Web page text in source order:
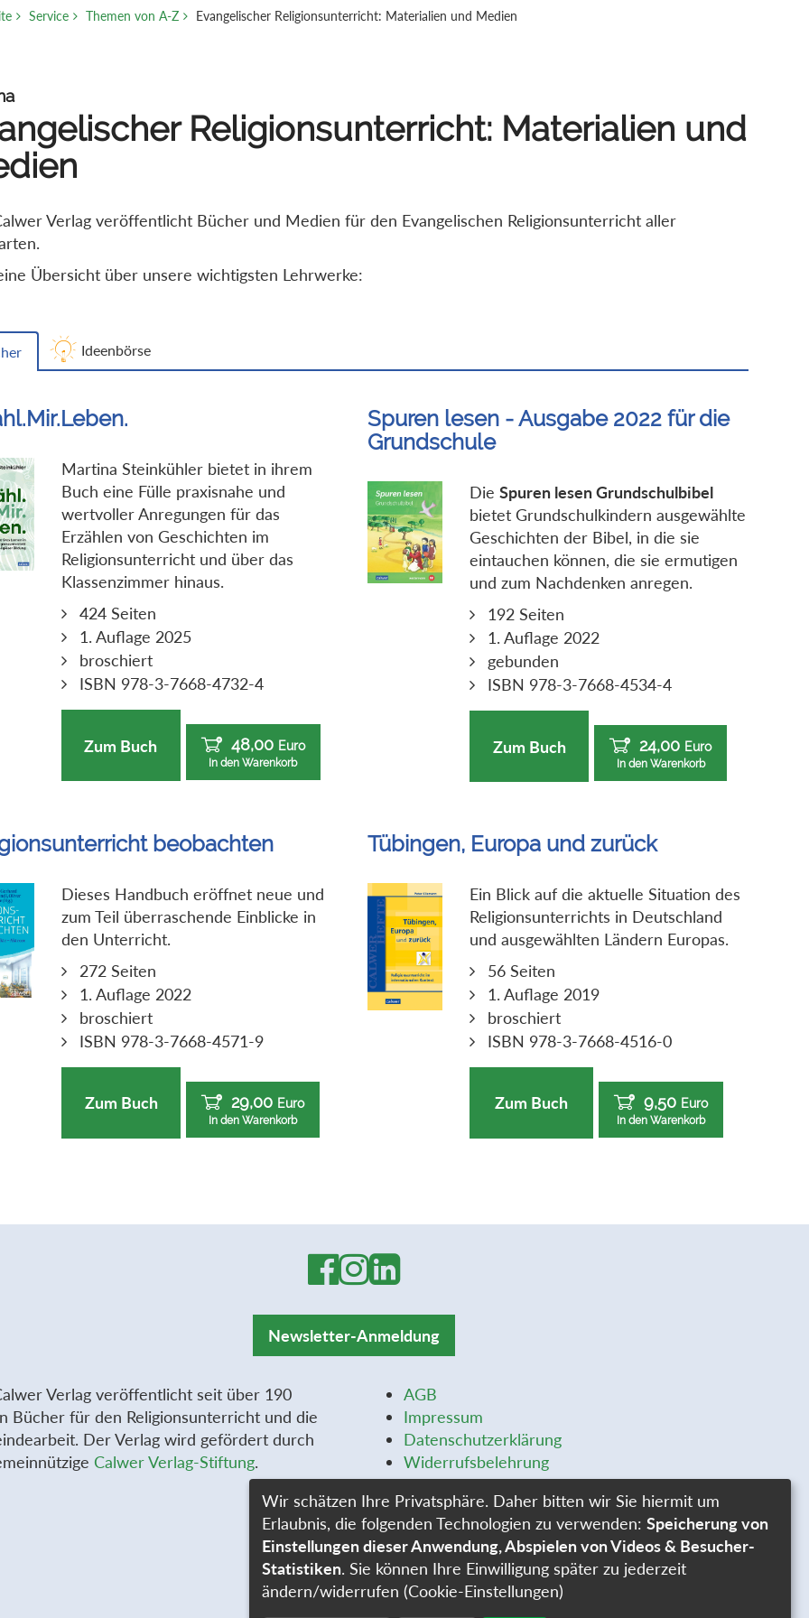
Service Themen von A-Z Evangelischer Religionsunterricht: Materialien und Medien
Religionsunterricht: Materialien und
Verlag veröffentlicht Bücher und Medien für den Evangelischen Religionsunterricht aller
Übersicht über unsere wichtigsten Lehrwerke:
Ideenbörse
Martina Steinkühler bietet in ihrem
Buch eine Fülle praxisnahe und
wertvoller Anregungen für das
Erzählen von Geschichten im
Religionsunterricht und über das
Klassenzimmer hinaus.
424 Seiten
1. Auflage 2025
broschiert
ISBN 978-3-7668-4732-4
Zum Buch 48,00 Euro
In den Warenkorb
Spuren lesen - Ausgabe 2022 für die
Grundschule
Die Spuren lesen Grundschulbibel
bietet Grundschulkindern ausgewählte
Geschichten der Bibel, in die sie
eintauchen können, die sie ermutigen
und zum Nachdenken anregen.
192 Seiten
1. Auflage 2022
gebunden
ISBN 978-3-7668-4534-4
Zum Buch 24,00 Euro
In den Warenkorb
beobachten
Dieses Handbuch eröffnet neue und
zum Teil überraschende Einblicke in
den Unterricht.
272 Seiten
1. Auflage 2022
broschiert
ISBN 978-3-7668-4571-9
Zum Buch 29,00 Euro
In den Warenkorb
Tübingen, Europa und zurück
Ein Blick auf die aktuelle Situation des
Religionsunterrichts in Deutschland
und ausgewählten Ländern Europas.
56 Seiten
1. Auflage 2019
broschiert
ISBN 978-3-7668-4516-0
Zum Buch 9,50 Euro
In den Warenkorb
Newsletter-Anmeldung
Verlag veröffentlicht seit über 190
Bücher für den Religionsunterricht und die
Der Verlag wird gefördert durch
Calwer Verlag-Stiftung.
AGB
Impressum
Datenschutzerklärung
Widerrufsbelehrung
Widerrufsformular
Stellenangebote
Cookie-Einstellungen
Wir schätzen Ihre Privatsphäre. Daher bitten wir Sie hiermit um
Erlaubnis, die folgenden Technologien zu verwenden: Speicherung von
Einstellungen dieser Anwendung, Abspielen von Videos & Besucher-
Statistiken. Sie können Ihre Einwilligung später zu jederzeit
ändern/widerrufen (Cookie-Einstellungen)